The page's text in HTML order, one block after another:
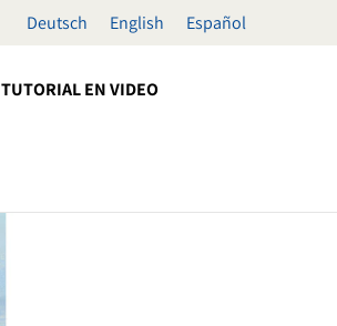
Deutsch English Español
TUTORIAL EN VIDEO